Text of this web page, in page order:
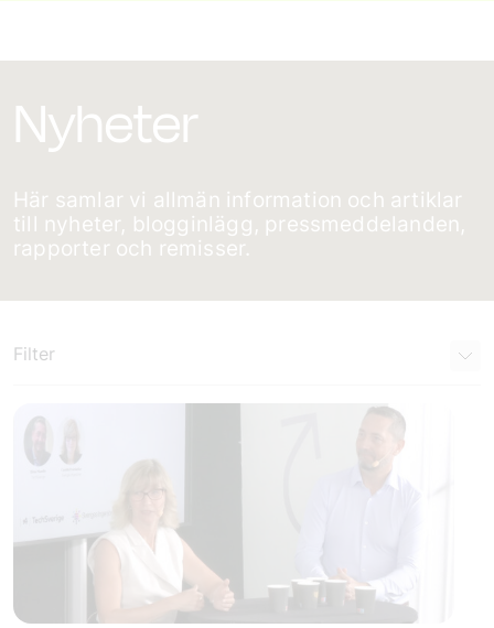
Nyheter
Här samlar vi allmän information och artiklar
till nyheter, blogginlägg, pressmeddelanden,
rapporter och remisser.
Filter